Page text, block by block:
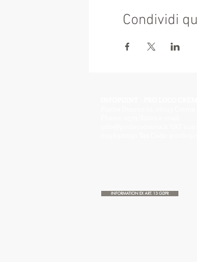
Condividi
INFORMATION EX ART. 13 GDPR